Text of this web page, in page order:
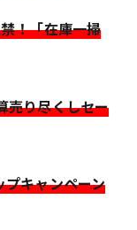
！「在庫一掃
売り尽くしセー
キャンペーン